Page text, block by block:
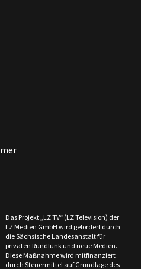
Das Projekt „LZ TV“ (LZ Television) der
LZ Medien GmbH wird gefördert durch
die Sächsische Landesanstalt für
privaten Rundfunk und neue Medien.
Diese Maßnahme wird mitfinanziert
durch Steuermittel auf Grundlage des